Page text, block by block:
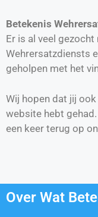
Betekenis
Er is al veel
Wehrersatzdiensts
geholpen met het
Wij hopen dat jij
website hebt
een keer terug op
Over Wat